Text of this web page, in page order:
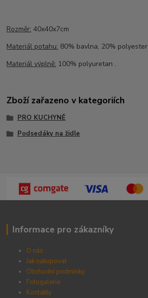
Rozměr: 40x40x7cm
Materiál potahu: 80% bavlna, 20% polyester
Materiál výplně: 100% polyuretan .
Zboží zařazeno v kategoriích
PRO KUCHYNĚ
Podsedáky na židle
Informace pro zákazníky
O nás
Jak nakupovat
Obchodní podmínky
Fotogalerie
Kontakty